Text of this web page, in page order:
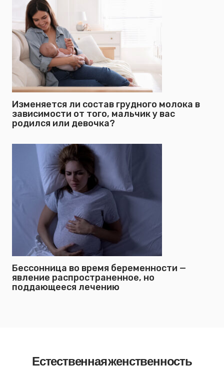
Изменяется ли состав грудного молока в
зависимости от того, мальчик у вас
родился или девочка?
Бессонница во время беременности —
явление распространенное, но
поддающееся лечению
Естественная женственность